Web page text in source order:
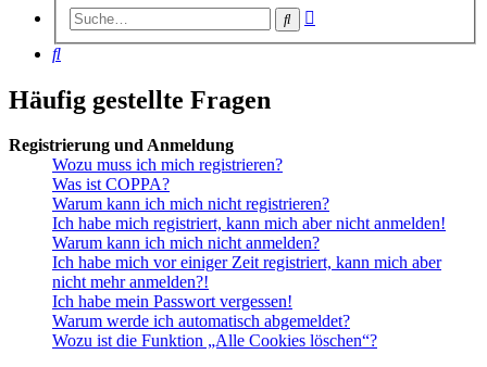
Suche
Suche
Häufig gestellte Fragen
Registrierung und Anmeldung
Wozu muss ich mich registrieren?
Was ist COPPA?
Warum kann ich mich nicht registrieren?
Ich habe mich registriert, kann mich aber nicht anmelden!
Warum kann ich mich nicht anmelden?
Ich habe mich vor einiger Zeit registriert, kann mich aber
nicht mehr anmelden?!
Ich habe mein Passwort vergessen!
Warum werde ich automatisch abgemeldet?
Wozu ist die Funktion „Alle Cookies löschen“?